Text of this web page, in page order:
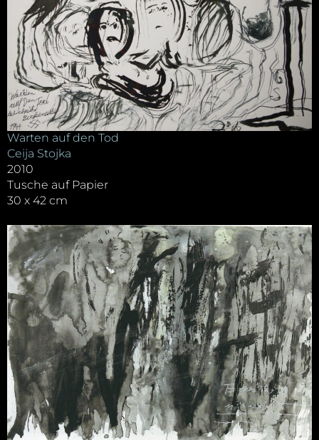
Warten auf den Tod
Ceija Stojka
2010
Tusche auf Papier
30 x 42 cm